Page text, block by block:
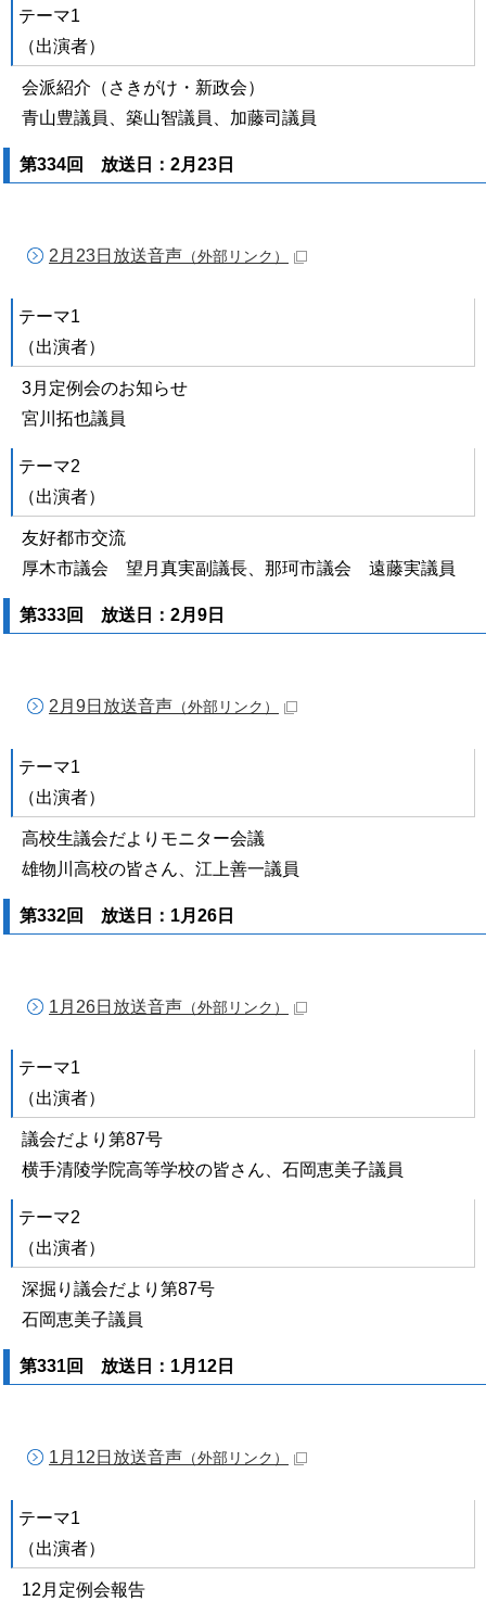
テーマ1
（出演者）
会派紹介（さきがけ・新政会）
青山豊議員、築山智議員、加藤司議員
第334回 放送日：2月23日
2月23日放送音声 （外部リンク）
テーマ1
（出演者）
3月定例会のお知らせ
宮川拓也議員
テーマ2
（出演者）
友好都市交流
厚木市議会 望月真実副議長、那珂市議会 遠藤実議員
第333回 放送日：2月9日
2月9日放送音声 （外部リンク）
テーマ1
（出演者）
高校生議会だよりモニター会議
雄物川高校の皆さん、江上善一議員
第332回 放送日：1月26日
1月26日放送音声 （外部リンク）
テーマ1
（出演者）
議会だより第87号
横手清陵学院高等学校の皆さん、石岡恵美子議員
テーマ2
（出演者）
深掘り議会だより第87号
石岡恵美子議員
第331回 放送日：1月12日
1月12日放送音声 （外部リンク）
テーマ1
（出演者）
12月定例会報告